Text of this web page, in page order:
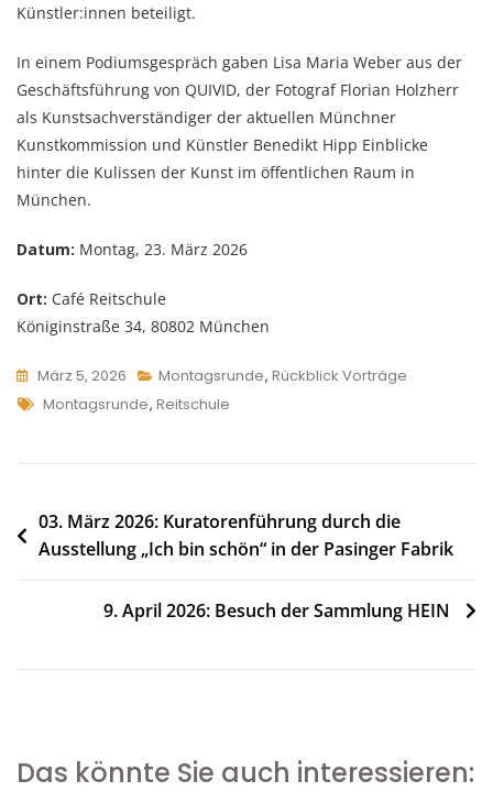
Künstler:innen beteiligt.
In einem Podiumsgespräch gaben Lisa Maria Weber aus der
Geschäftsführung von QUIVID, der Fotograf Florian Holzherr
als Kunstsachverständiger der aktuellen Münchner
Kunstkommission und Künstler Benedikt Hipp Einblicke
hinter die Kulissen der Kunst im öffentlichen Raum in
München.
Datum: Montag, 23. März 2026
Ort: Café Reitschule
Königinstraße 34, 80802 München
März 5, 2026 Montagsrunde, Rückblick Vorträge
Tags
Montagsrunde, Reitschule
Beitragsnavigation
03. März 2026: Kuratorenführung durch die
Ausstellung „Ich bin schön“ in der Pasinger Fabrik
9. April 2026: Besuch der Sammlung HEIN
Das könnte Sie auch interessieren: